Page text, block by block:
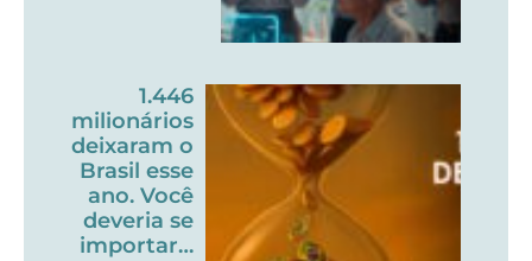
1.446
milionários
deixaram o
Brasil esse
ano. Você
deveria se
importar…